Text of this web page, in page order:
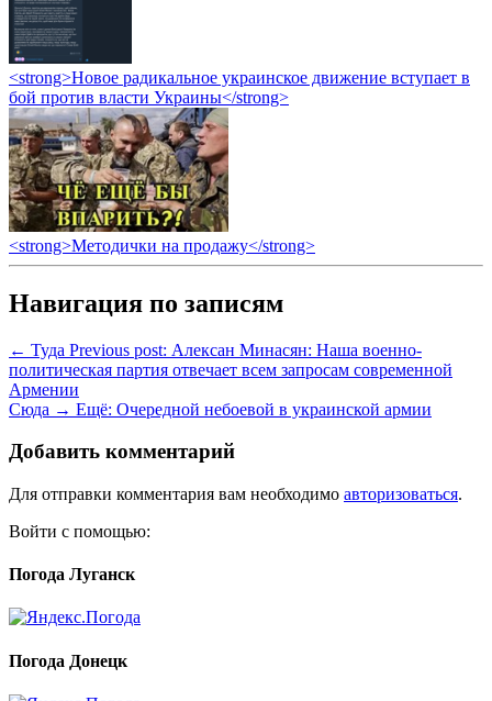
<strong>Новое радикальное украинское движение вступает в
бой против власти Украины</strong>
<strong>Методички на продажу</strong>
Навигация по записям
← Туда Previous post: Алексан Минасян: Наша военно-
политическая партия отвечает всем запросам современной
Армении
Сюда → Ещё: Очередной небоевой в украинской армии
Добавить комментарий
Для отправки комментария вам необходимо авторизоваться.
Войти с помощью:
Погода Луганск
Погода Донецк